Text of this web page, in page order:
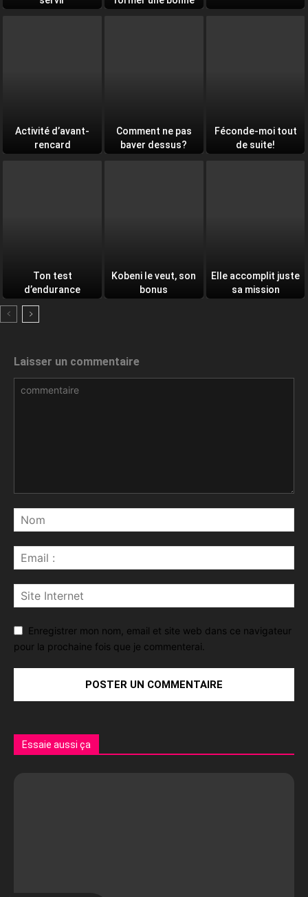
Activité d’avant-
rencard
Comment ne pas
baver dessus?
Féconde-moi tout
de suite!
Ton test
d’endurance
quotidien
Kobeni le veut, son
bonus
Elle accomplit juste
sa mission
Laisser un commentaire
Enregistrer mon nom, email et site web dans ce navigateur
pour la prochaine fois que je commenterai.
Essaie aussi ça